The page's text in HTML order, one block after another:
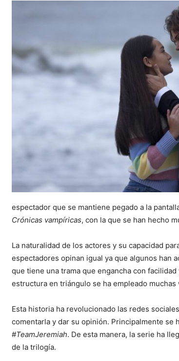
espectador que se mantiene pegado a la
Crónicas vampíricas, con la que se han hecho
La naturalidad de los actores y su capacidad
espectadores opinan igual ya que algunos han
que tiene una trama que engancha con
estructura en triángulo se ha empleado
Esta historia ha revolucionado las redes
comentarla y dar su opinión. Principalmente se
#TeamJeremiah. De esta manera, la serie ha
de la trilogía.